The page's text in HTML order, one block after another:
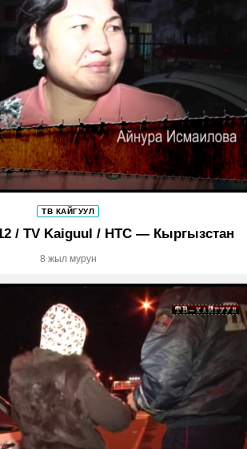
ТВ КАЙГУУЛ
/ TV Kaiguul / НТС — Кыргызстан
8 жыл мурун